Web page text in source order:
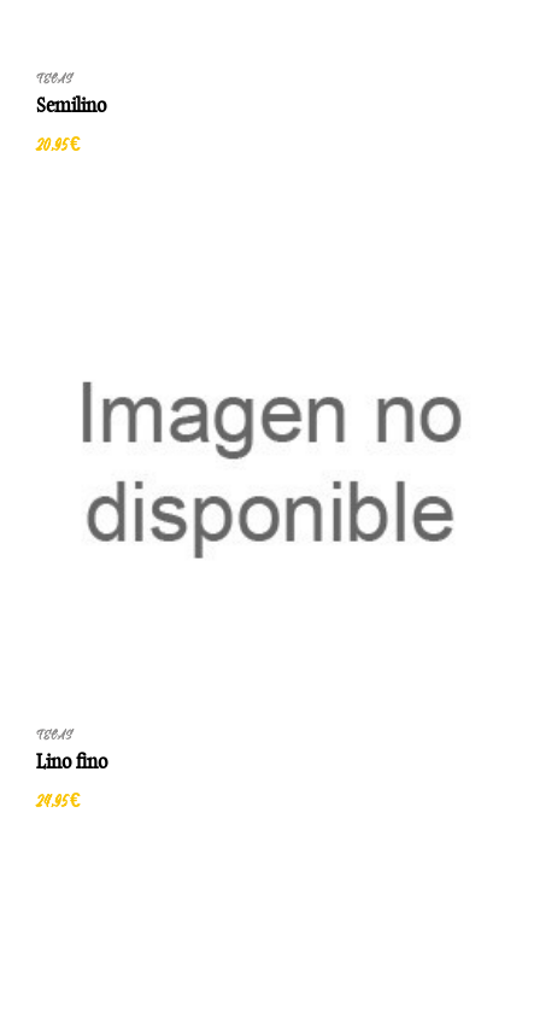
TELAS
Semilino
20,95 €
TELAS
Lino fino
24,95 €